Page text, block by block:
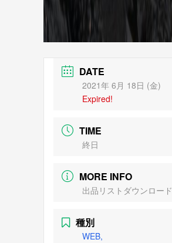
DATE
2021年 6月 18日 (金)
Expired!
TIME
終日
MORE INFO
出品リストダウンロード
種別
WEB,